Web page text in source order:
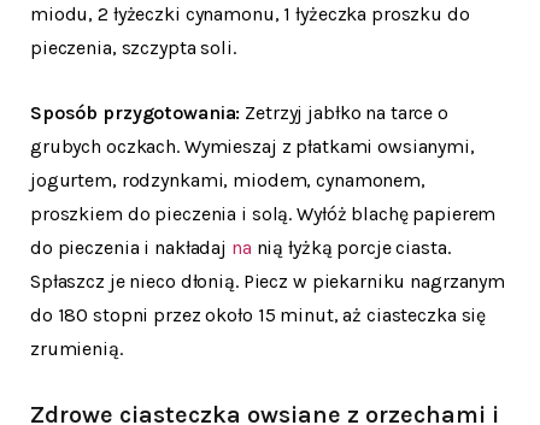
miodu, 2 łyżeczki cynamonu, 1 łyżeczka proszku do
pieczenia, szczypta soli.
Sposób przygotowania: Zetrzyj jabłko na tarce o
grubych oczkach. Wymieszaj z płatkami owsianymi,
jogurtem, rodzynkami, miodem, cynamonem,
proszkiem do pieczenia i solą. Wyłóż blachę papierem
do pieczenia i nakładaj na nią łyżką porcje ciasta.
Spłaszcz je nieco dłonią. Piecz w piekarniku nagrzanym
do 180 stopni przez około 15 minut, aż ciasteczka się
zrumienią.
Zdrowe ciasteczka owsiane z orzechami i